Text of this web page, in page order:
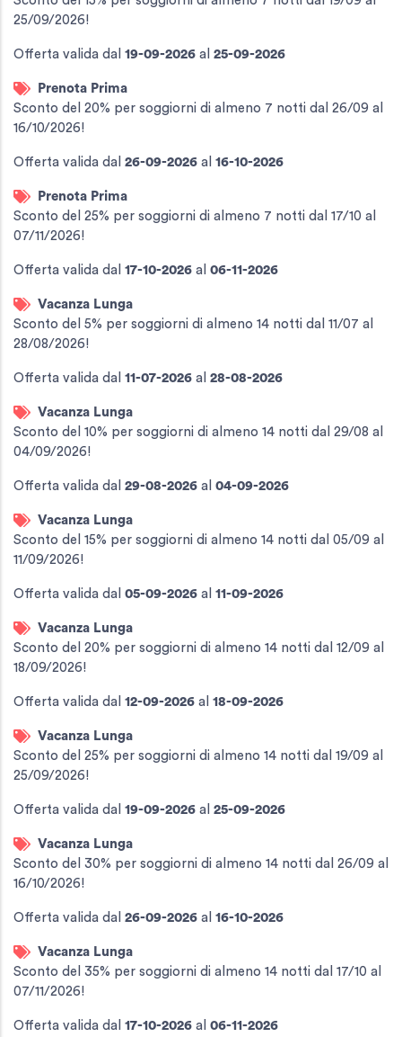
25/09/2026!
Offerta valida dal 19-09-2026 al 25-09-2026
Prenota Prima
Sconto del 20% per soggiorni di almeno 7 notti dal 26/09 al
16/10/2026!
Offerta valida dal 26-09-2026 al 16-10-2026
Prenota Prima
Sconto del 25% per soggiorni di almeno 7 notti dal 17/10 al
07/11/2026!
Offerta valida dal 17-10-2026 al 06-11-2026
Vacanza Lunga
Sconto del 5% per soggiorni di almeno 14 notti dal 11/07 al
28/08/2026!
Offerta valida dal 11-07-2026 al 28-08-2026
Vacanza Lunga
Sconto del 10% per soggiorni di almeno 14 notti dal 29/08 al
04/09/2026!
Offerta valida dal 29-08-2026 al 04-09-2026
Vacanza Lunga
Sconto del 15% per soggiorni di almeno 14 notti dal 05/09 al
11/09/2026!
Offerta valida dal 05-09-2026 al 11-09-2026
Vacanza Lunga
Sconto del 20% per soggiorni di almeno 14 notti dal 12/09 al
18/09/2026!
Offerta valida dal 12-09-2026 al 18-09-2026
Vacanza Lunga
Sconto del 25% per soggiorni di almeno 14 notti dal 19/09 al
25/09/2026!
Offerta valida dal 19-09-2026 al 25-09-2026
Vacanza Lunga
Sconto del 30% per soggiorni di almeno 14 notti dal 26/09 al
16/10/2026!
Offerta valida dal 26-09-2026 al 16-10-2026
Vacanza Lunga
Sconto del 35% per soggiorni di almeno 14 notti dal 17/10 al
07/11/2026!
Offerta valida dal 17-10-2026 al 06-11-2026